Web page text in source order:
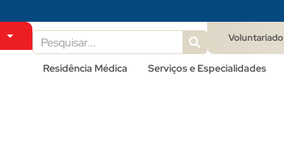
Voluntariado
Residência Médica Serviços e Especialidades